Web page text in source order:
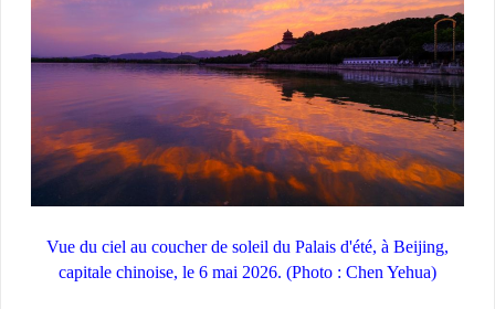
Vue du ciel au coucher de soleil du Palais d'été, à Beijing,
capitale chinoise, le 6 mai 2026. (Photo : Chen Yehua)